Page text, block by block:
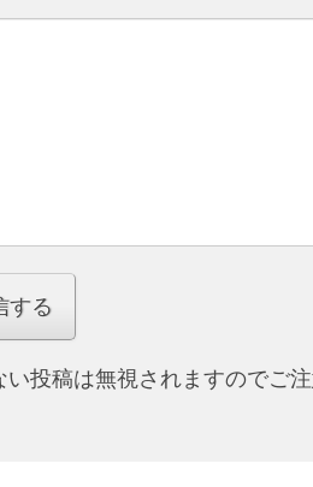
い投稿は無視されますのでご